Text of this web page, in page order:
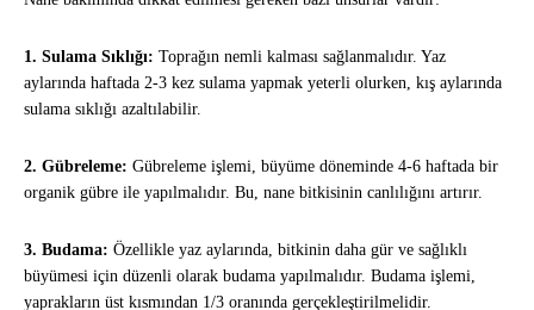
1. Sulama Sıklığı: Toprağın nemli kalması sağlanmalıdır. Yaz
aylarında haftada 2-3 kez sulama yapmak yeterli olurken, kış aylarında
sulama sıklığı azaltılabilir.
2. Gübreleme: Gübreleme işlemi, büyüme döneminde 4-6 haftada bir
organik gübre ile yapılmalıdır. Bu, nane bitkisinin canlılığını artırır.
3. Budama: Özellikle yaz aylarında, bitkinin daha gür ve sağlıklı
büyümesi için düzenli olarak budama yapılmalıdır. Budama işlemi,
yaprakların üst kısmından 1/3 oranında gerçekleştirilmelidir.